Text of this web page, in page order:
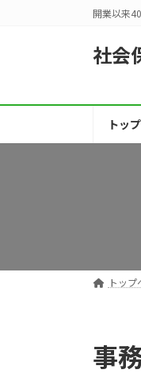
へ
キ
ョ
に
開業以来
社会
トッ
トップ
事